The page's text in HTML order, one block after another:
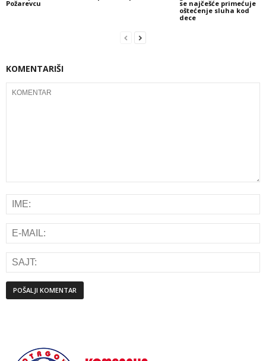
Požarevcu
se najčešće primećuje
oštećenje sluha kod
dece
KOMENTARIŠI